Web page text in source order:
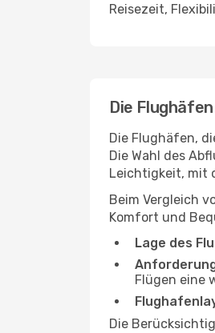
Reisezeit,
Die
Die Flughäfen,
Die Wahl des
Leichtigkeit, mit
Beim Vergleich
Komfort und
Lage des
Flügen eine
Die